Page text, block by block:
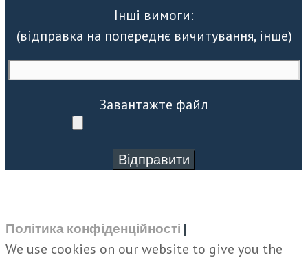
Інші вимоги:
(відправка на попереднє вичитування, інше)
Завантажте файл
Політика конфіденційності |
We use cookies on our website to give you the